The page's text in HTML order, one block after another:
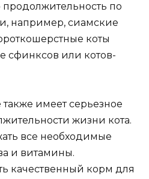
по
например, сиамские
коты
сфинксов или котов-
имеет серьезное
жизни кота.
все необходимые
и витамины.
качественный корм для